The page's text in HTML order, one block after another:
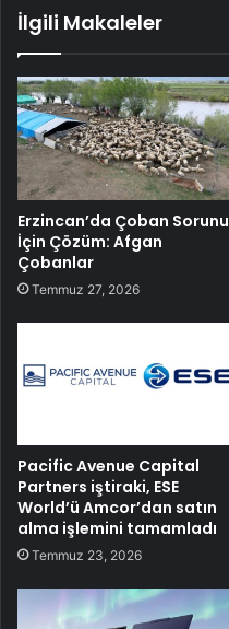
İlgili Makaleler
Erzincan’da Çoban Sorunu
İçin Çözüm: Afgan
Çobanlar
Temmuz 27, 2026
Pacific Avenue Capital
Partners iştiraki, ESE
World’ü Amcor’dan satın
alma işlemini tamamladı
Temmuz 23, 2026